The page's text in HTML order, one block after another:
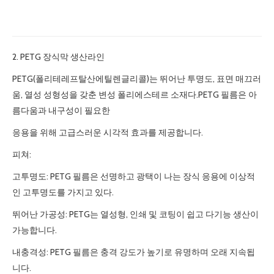
2. PETG 장식막 생산라인
PETG(폴리테레프탈산에틸렌글리콜)는 뛰어난 투명도, 표면 매끄러
움, 열성 성형성을 갖춘 변성 폴리에스테르 소재다.PETG 필름은 아
름다움과 내구성이 필요한
응용을 위해 고급스러운 시각적 효과를 제공합니다.
피쳐:
고투명도: PETG 필름은 선명하고 광택이 나는 장식 응용에 이상적
인 고투명도를 가지고 있다.
뛰어난 가공성: PETG는 열성형, 인쇄 및 코팅이 쉽고 다기능 생산이
가능합니다.
내충격성: PETG 필름은 충격 강도가 높기로 유명하며 오래 지속됩
니다.